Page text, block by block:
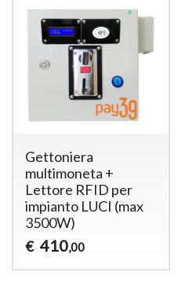
Gettoniera
multimoneta +
Lettore RFID per
impianto LUCI (max
3500W)
€ 410,00